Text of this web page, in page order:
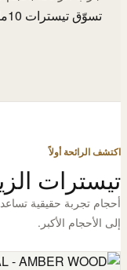
تسوّق تيسترات 10مل
اكتشف الرائحة أولاً
تيسترات
أحجام تجربة حقيقية
إلى الأحجام الأكبر.